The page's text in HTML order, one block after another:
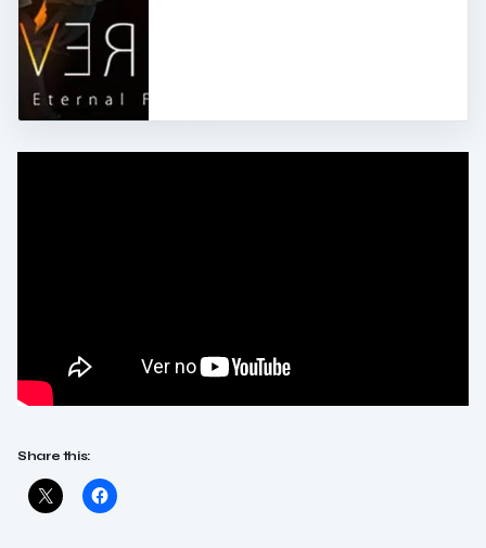
Share this: